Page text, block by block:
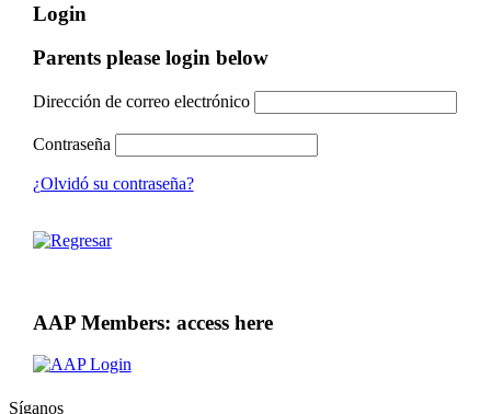
Login
Parents please login below
Dirección de correo electrónico
Contraseña
¿Olvidó su contraseña?
AAP Members: access here
Síganos